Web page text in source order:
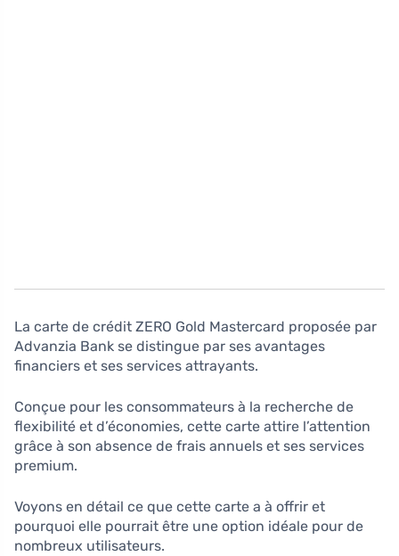
La carte de crédit ZERO Gold Mastercard proposée par
Advanzia Bank se distingue par ses avantages
financiers et ses services attrayants.
Conçue pour les consommateurs à la recherche de
flexibilité et d’économies, cette carte attire l’attention
grâce à son absence de frais annuels et ses services
premium.
Voyons en détail ce que cette carte a à offrir et
pourquoi elle pourrait être une option idéale pour de
nombreux utilisateurs.